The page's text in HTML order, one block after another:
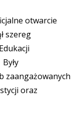
otwarcie
szereg
zaangażowanych
oraz